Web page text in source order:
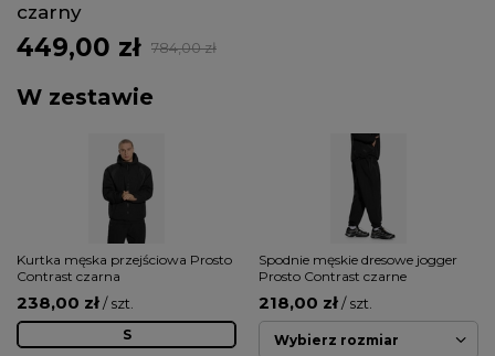
czarny
449,00 zł 784,00 zł
W zestawie
Kurtka męska przejściowa Prosto
Contrast czarna
238,00 zł/ szt.
S
Spodnie męskie dresowe jogger
Prosto Contrast czarne
218,00 zł/ szt.
Wybierz rozmiar